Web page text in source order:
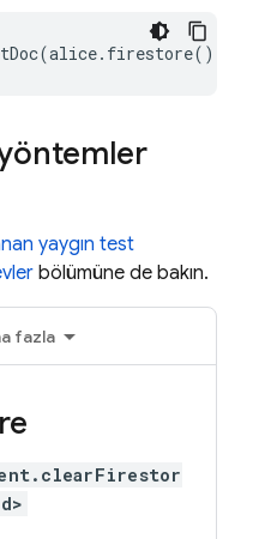
yaygın test
bölümüne de bakın.
fazla